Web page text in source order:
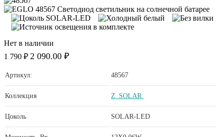
Нет в наличии
1 790 ₽ 2 090.00 ₽
Артикул: 48567
Коллекция Z_SOLAR
Цоколь SOLAR-LED